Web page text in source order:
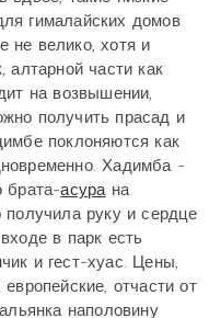
гималайских домов
не велико, хотя и
алтарной части как
на возвышении,
получить прасад и
поклоняются как
Хадимба -
брата-асурана
получила руку и сердце
в парк есть
и гест-хуас. Цены,
отчасти от
наполовину